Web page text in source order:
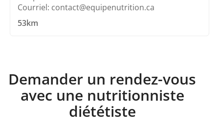
Courriel: contact@equipenutrition.ca
53km
Demander un rendez-vous
avec une nutritionniste
diététiste